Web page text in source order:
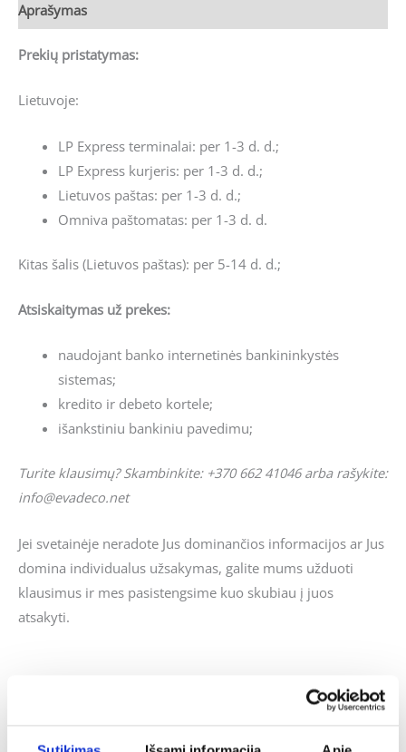
Aprašymas
Prekių pristatymas:
Lietuvoje:
LP Express terminalai: per 1-3 d. d.;
LP Express kurjeris: per 1-3 d. d.;
Lietuvos paštas: per 1-3 d. d.;
Omniva paštomatas: per 1-3 d. d.
Kitas šalis (Lietuvos paštas): per 5-14 d. d.;
Atsiskaitymas už prekes:
naudojant banko internetinės bankininkystės
sistemas;
kredito ir debeto kortele;
išankstiniu bankiniu pavedimu;
Turite klausimų? Skambinkite: +370 662 41046 arba rašykite:
info@evadeco.net
Jei svetainėje neradote Jus dominančios informacijos ar Jus
domina individualus užsakymas, galite mums užduoti
klausimus ir mes pasistengsime kuo skubiau į juos
atsakyti.
-41%